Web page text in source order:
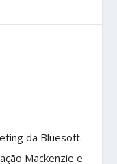
da Bluesoft.
Mackenzie e